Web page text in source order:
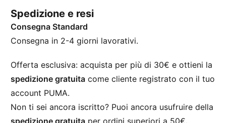
Creato con almeno il 50% di materiale riciclato
DETTAGLI
Vestibilità: Regolare
Polsino: Polsino medio
Maglia: Maglia liscia
Freccette: Struttura a 4 freccette
Spedizione e resi
Consegna Standard
Consegna in 2-4 giorni lavorativi.
Offerta esclusiva: acquista per più di 30€ e ottieni la
spedizione gratuita come cliente registrato con il tuo
account PUMA.
Non ti sei ancora iscritto? Puoi ancora usufruire della